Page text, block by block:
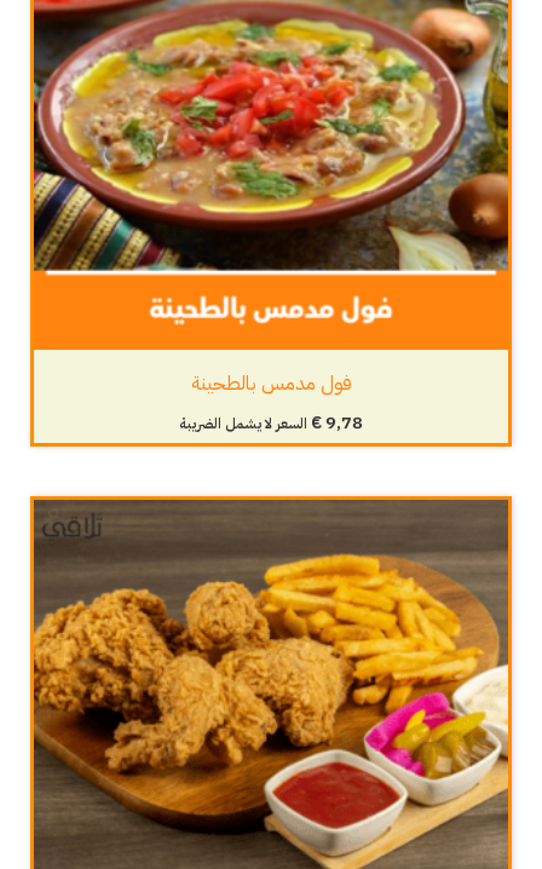
فول مدمس بالطحينة
€9,78 السعر لا يشمل الضريبة